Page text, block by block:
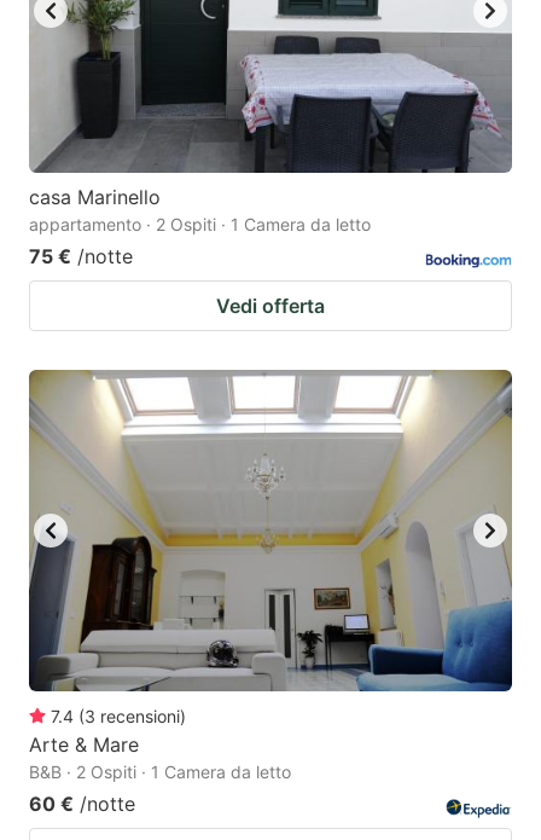
key
to
the
keyboard
shortcuts
for
changing
key
to
get
keyboard
for
changing
casa Marinello
appartamento · 2 Ospiti · 1 Camera da letto
75 € /notte
Vedi offerta
7.4 (3 recensioni)
Arte & Mare
B&B · 2 Ospiti · 1 Camera da letto
60 € /notte